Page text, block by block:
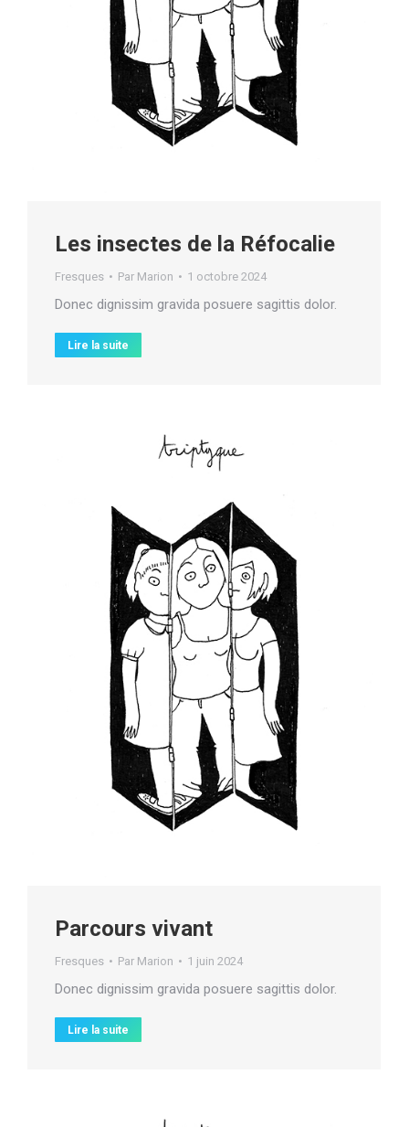
Les insectes de la Réfocalie
Fresques Par Marion 1 octobre 2024
Donec dignissim gravida posuere sagittis dolor.
Lire la suite
Parcours vivant
Fresques Par Marion 1 juin 2024
Donec dignissim gravida posuere sagittis dolor.
Lire la suite